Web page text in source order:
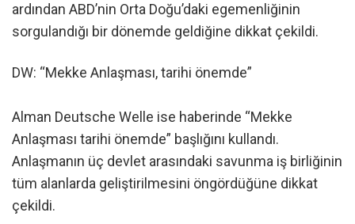
ardından ABD’nin Orta Doğu’daki egemenliğinin
sorgulandığı bir dönemde geldiğine dikkat çekildi.
DW: “Mekke Anlaşması, tarihi önemde”
Alman Deutsche Welle ise haberinde “Mekke
Anlaşması tarihi önemde” başlığını kullandı.
Anlaşmanın üç devlet arasındaki savunma iş birliğinin
tüm alanlarda geliştirilmesini öngördüğüne dikkat
çekildi.